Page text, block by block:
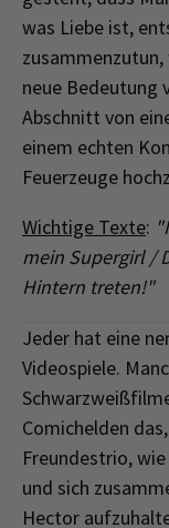
was Liebe ist,
neue Bedeutung
Abschnitt von
einem echten
Feuerzeuge
Wichtige Texte:
mein Supergirl /
Hintern treten!"
Jeder hat eine
Videospiele.
Comichelden
Freundestrio,
und sich
Hector